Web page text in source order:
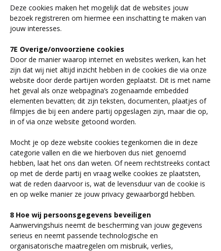
Deze cookies maken het mogelijk dat de websites jouw
bezoek registreren om hiermee een inschatting te maken van
jouw interesses.
7E Overige/onvoorziene cookies
Door de manier waarop internet en websites werken, kan het
zijn dat wij niet altijd inzicht hebben in de cookies die via onze
website door derde partijen worden geplaatst. Dit is met name
het geval als onze webpagina’s zogenaamde embedded
elementen bevatten; dit zijn teksten, documenten, plaatjes of
filmpjes die bij een andere partij opgeslagen zijn, maar die op,
in of via onze website getoond worden.
Mocht je op deze website cookies tegenkomen die in deze
categorie vallen en die we hierboven dus niet genoemd
hebben, laat het ons dan weten. Of neem rechtstreeks contact
op met de derde partij en vraag welke cookies ze plaatsten,
wat de reden daarvoor is, wat de levensduur van de cookie is
en op welke manier ze jouw privacy gewaarborgd hebben.
8 Hoe wij persoonsgegevens beveiligen
Aanwervingshuis neemt de bescherming van jouw gegevens
serieus en neemt passende technologische en
organisatorische maatregelen om misbruik, verlies,